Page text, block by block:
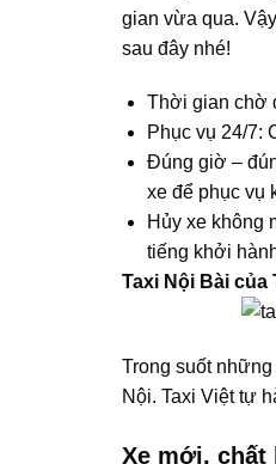
gian vừa qua.
sau đây nhé!
Thời gian chờ
Phục vụ 24/7:
Đúng giờ –
xe để phục vụ
Hủy xe không
tiếng khởi
Taxi Nội Bài của
Trong suốt
Nội. Taxi Việt tự
Xe mới, chất